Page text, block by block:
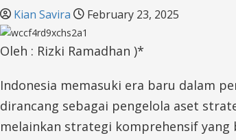
Kian Savira February 23, 2025
Oleh : Rizki Ramadhan )*
Indonesia memasuki era baru dalam
dirancang sebagai pengelola aset
melainkan strategi komprehensif